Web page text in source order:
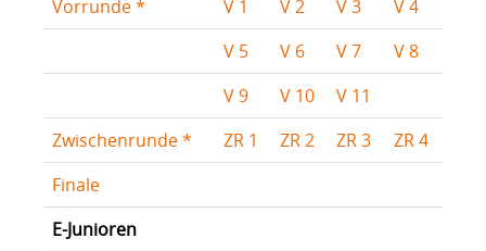
Vorrunde *
V 1 V 2 V 3
V 4
V 5
V 6 V 7
V 8
V 9
V 10
V 11
Zwischenrunde *
ZR 1 ZR 2 ZR 3
ZR 4
Finale
E-Junioren